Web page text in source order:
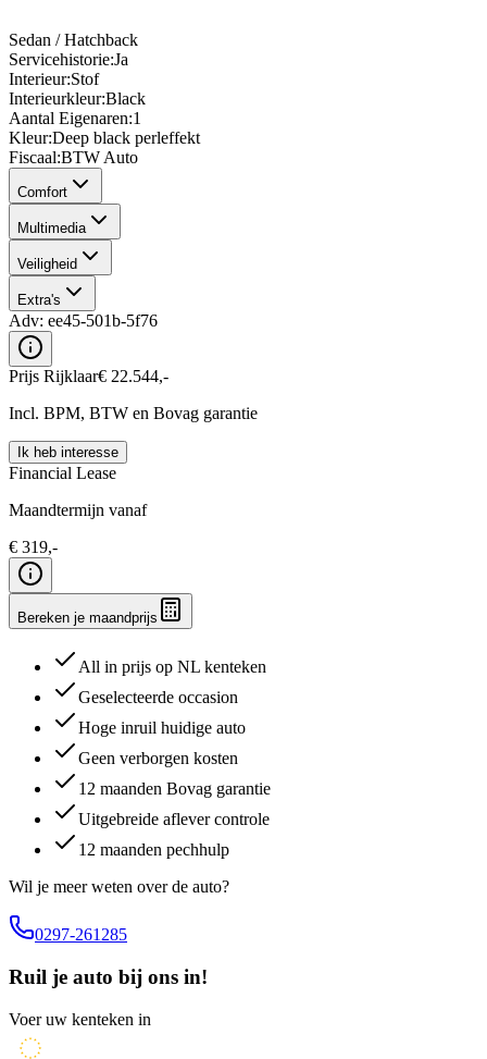
Sedan / Hatchback
Servicehistorie:Ja
Interieur:Stof
Interieurkleur:Black
Aantal Eigenaren:1
Kleur:Deep black perleffekt
Fiscaal:BTW Auto
Comfort
Multimedia
Veiligheid
Extra's
Adv: ee45-501b-5f76
Prijs Rijklaar€ 22.544,-
Incl. BPM, BTW en Bovag garantie
Ik heb interesse
Financial Lease
Maandtermijn vanaf
€ 319,-
Bereken je maandprijs
All in prijs op NL kenteken
Geselecteerde occasion
Hoge inruil huidige auto
Geen verborgen kosten
12 maanden Bovag garantie
Uitgebreide aflever controle
12 maanden pechhulp
Wil je meer weten over de auto?
0297-261285
Ruil je auto bij ons in!
Voer uw kenteken in